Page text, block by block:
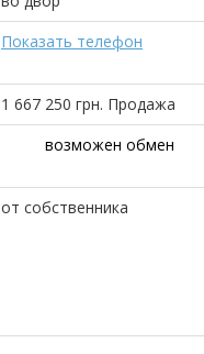
Показать телефон
1 667 250 грн. Продажа
возможен обмен
от собственника